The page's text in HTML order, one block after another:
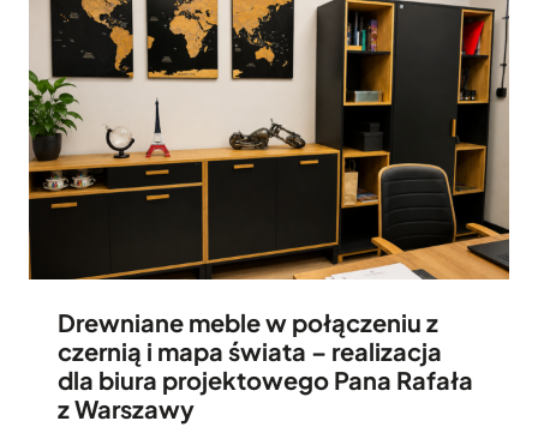
Drewniane meble w połączeniu z
czernią i mapa świata – realizacja
dla biura projektowego Pana Rafała
z Warszawy